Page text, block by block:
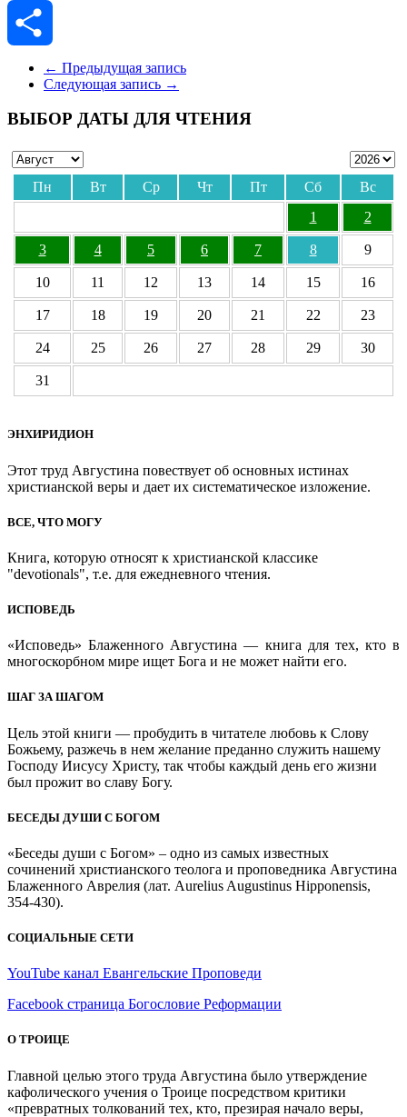
Skype
Отправить
← Предыдущая запись
Следующая запись →
ВЫБОР ДАТЫ ДЛЯ ЧТЕНИЯ
Пн Вт Ср Чт Пт Сб
Вс
1
2
3 4 5 6 7 8 9
10 11 12 13 14 15 16
17 18 19 20 21 22 23
24 25 26 27 28 29 30
31
ЭНХИРИДИОН
Этот труд Августина повествует об основных истинах
христианской веры и дает их систематическое изложение.
ВСЕ, ЧТО МОГУ
Книга, которую относят к христианской классике
"devotionals", т.е. для ежедневного чтения.
ИСПОВЕДЬ
«Исповедь» Блаженного Августина — книга для тех, кто в
многоскорбном мире ищет Бога и не может найти его.
ШАГ ЗА ШАГОМ
Цель этой книги — пробудить в читателе любовь к Слову
Божьему, разжечь в нем желание преданно служить нашему
Господу Иисусу Христу, так чтобы каждый день его жизни
был прожит во славу Богу.
БЕСЕДЫ ДУШИ С БОГОМ
«Беседы души с Богом» – одно из самых известных
сочинений христианского теолога и проповедника Августина
Блаженного Аврелия (лат. Aurelius Augustinus Hipponensis,
354-430).
СОЦИАЛЬНЫЕ СЕТИ
YouTube канал Евангельские Проповеди
Facebook страница Богословие Реформации
О ТРОИЦЕ
Главной целью этого труда Августина было утверждение
кафолического учения о Троице посредством критики
«превратных толкований тех, кто, презирая начало веры,